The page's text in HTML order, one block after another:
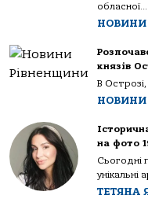
обласної...
князів
В Острозі,
на фото
Сьогодні
унікальні
ТЕТЯНА